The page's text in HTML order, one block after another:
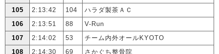
105
2:13:42 104
ハラダ製茶ＡＣ
106
2:13:51 88
V-Run
107
2:14:02 53
チーム内外オールKYOTO
108
2:14:30 69
さかぐち整骨院